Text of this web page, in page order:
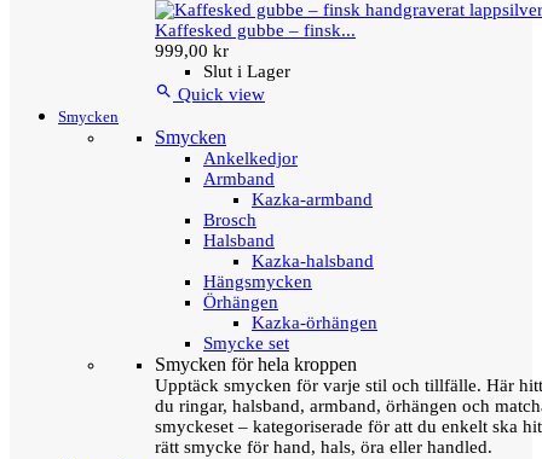
Kaffesked gubbe – finsk...
999,00 kr
Slut i Lager
 Quick view
Smycken
Smycken
Ankelkedjor
Armband
Kazka-armband
Brosch
Halsband
Kazka-halsband
Hängsmycken
Örhängen
Kazka-örhängen
Smycke set
Smycken för hela kroppen
Upptäck smycken för varje stil och tillfälle. Här
du ringar, halsband, armband, örhängen och
smyckeset – kategoriserade för att du enkelt ska
rätt smycke för hand, hals, öra eller handled.